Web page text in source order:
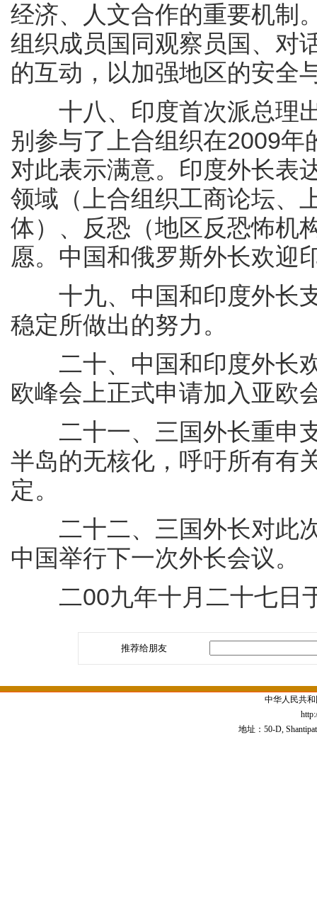
经济、人文合作的重要机制
组织成员国同观察员国、对
的互动，以加强地区的安全
十八、印度首次派总理出
别参与了上合组织在2009
对此表示满意。印度外长表
领域（上合组织工商论坛、
体）、反恐（地区反恐怖机
愿。中国和俄罗斯外长欢迎
十九、中国和印度外长支
稳定所做出的努力。
二十、中国和印度外长欢
欧峰会上正式申请加入亚欧
二十一、三国外长重申支
半岛的无核化，呼吁所有有
定。
二十二、三国外长对此次
中国举行下一次外长会议。
二00九年十月二十七日
推荐给朋友
中华人民共
地址：50-D,